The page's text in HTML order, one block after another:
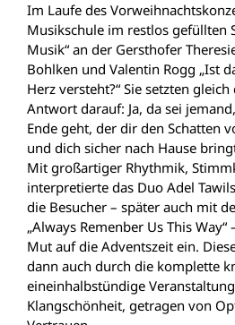
Im Laufe des
Musikschule im restlos gefüllten
Musik“ an der Gersthofer
Bohlken und Valentin Rogg „Ist
Herz versteht?“ Sie setzten
Antwort darauf: Ja, da sei
Ende geht, der dir den Schatten
und dich sicher nach Hause
Mit großartiger Rhythmik,
interpretierte das Duo Adel
die Besucher – später auch mit
„Always Remenber Us This
Mut auf die Adventszeit ein.
dann auch durch die komplette
eineinhalbstündige
Klangschönheit, getragen von